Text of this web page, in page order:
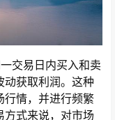
交易日内买入和卖
动获取利润。这种
行情，并进行频繁
方式来说，对市场